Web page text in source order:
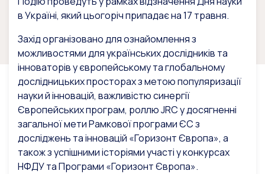
в Україні, який цьогоріч припадає на 17 травня.
Захід організовано для ознайомлення з
можливостями для українських дослідників та
інноваторів у європейському та глобальному
дослідницьких просторах з метою популяризації
науки й інновацій, важливістю синергії
Європейських програм, роллю JRC у досягненні
загальної мети Рамкової програми ЄС з
досліджень та інновацій «Горизонт Європа», а
також з успішними історіями участі у конкурсах
НФДУ та Програми «Горизонт Європа».